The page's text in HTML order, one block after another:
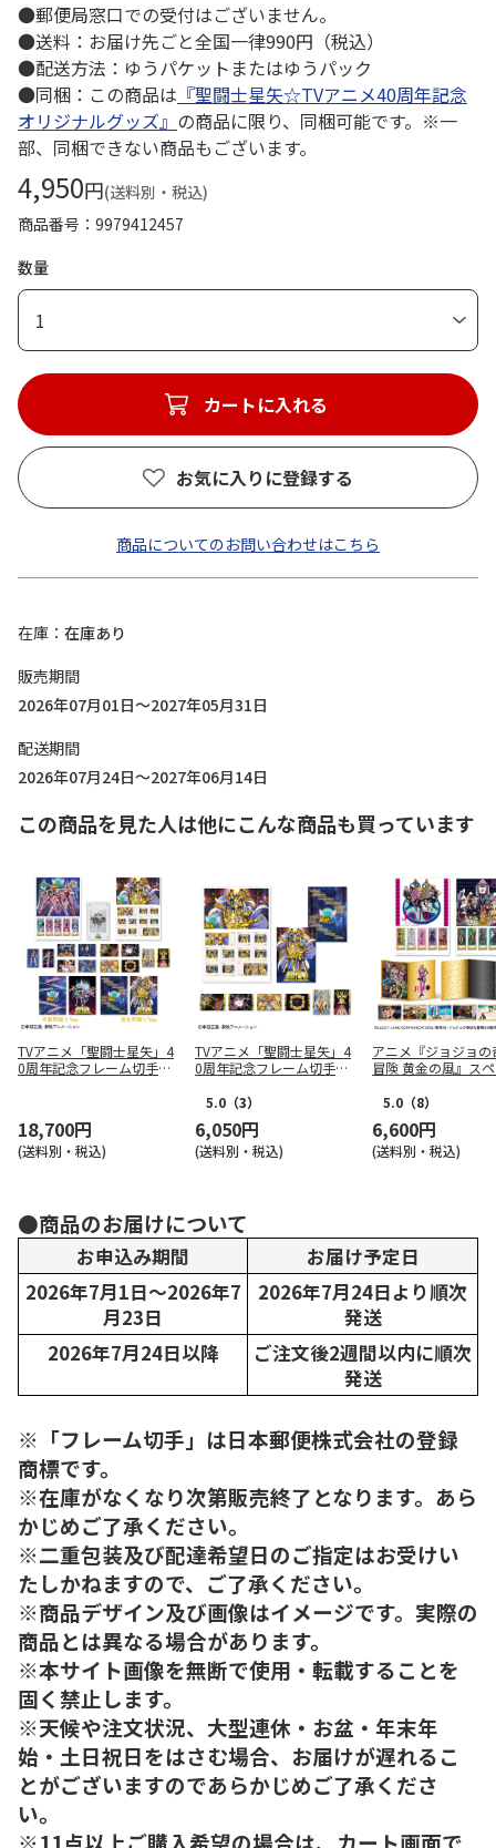
●郵便局窓口での受付はございません。
●送料：お届け先ごと全国一律990円（税込）
●配送方法：ゆうパケットまたはゆうパック
●同梱：この商品は 『聖闘士星矢☆TVアニメ40周年記念
オリジナルグッズ』 の商品に限り、同梱可能です。※一
部、同梱できない商品もございます。
4,950円(送料別・税込)
商品番号
9979412457
数量
1
カートに入れる
お気に入りに登録する
商品についてのお問い合わせはこちら
在庫
在庫あり
販売期間
2026年07月01日～2027年05月31日
配送期間
2026年07月24日～2027年06月14日
この商品を見た人は他にこんな商品も買っています
TVアニメ「聖闘士星矢」4
0周年記念フレーム切手セ
18,700円
(送料別・税込)
TVアニメ「聖闘士星矢」4
0周年記念フレーム切手セ
5.0 （3）
6,050円
(送料別・税込)
アニメ『ジョジョの
冒険 黄金の風』ス
5.0 （8）
6,600円
(送料別・税込)
●商品のお届けについて
お申込み期間
お届け予定日
2026年7月1日～2026年7
月23日
2026年7月24日より順次
発送
2026年7月24日以降
ご注文後2週間以内に順次
発送
※「フレーム切手」は日本郵便株式会社の登録
商標です。
※在庫がなくなり次第販売終了となります。あら
かじめご了承ください。
※二重包装及び配達希望日のご指定はお受けい
たしかねますので、ご了承ください。
※商品デザイン及び画像はイメージです。実際の
商品とは異なる場合があります。
※本サイト画像を無断で使用・転載することを
固く禁止します。
※天候や注文状況、大型連休・お盆・年末年
始・土日祝日をはさむ場合、お届けが遅れるこ
とがございますのであらかじめご了承くださ
い。
※11点以上ご購入希望の場合は、カート画面で